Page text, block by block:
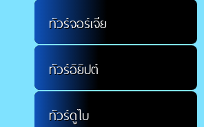
ทัวร์จอร์เจีย
ทัวร์อิยิปต์
ทัวร์ดูไบ